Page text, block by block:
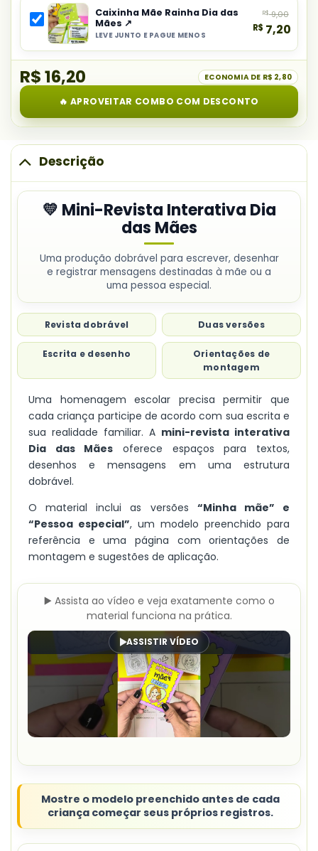
Revista
Interativa
das
Mães
do
combo:
Atividade
Interativa
Mãozinhas
das
Mães
Selecionar
item
do
Mãe
Rainha
Dia
Mães
Caixinha Mãe Rainha Dia das
Mães ↗
LEVE JUNTO E PAGUE MENOS
R$9,00
R$ 7,20
R$ 16,20 ECONOMIA DE R$ 2,80
🔥 APROVEITAR COMBO COM DESCONTO
Descrição
💛 Mini-Revista Interativa Dia
das Mães
Uma produção dobrável para escrever, desenhar
e registrar mensagens destinadas à mãe ou a
uma pessoa especial.
Revista dobrável Duas versões
Escrita e desenho
Orientações de
montagem
Uma homenagem escolar precisa permitir que
cada criança participe de acordo com sua escrita e
sua realidade familiar. A mini-revista interativa
Dia das Mães oferece espaços para textos,
desenhos e mensagens em uma estrutura
dobrável.
O material inclui as versões “Minha mãe” e
“Pessoa especial”, um modelo preenchido para
referência e uma página com orientações de
montagem e sugestões de aplicação.
▶️ Assista ao vídeo e veja exatamente como o
material funciona na prática.
ASSISTIR VÍDEO
Mostre o modelo preenchido antes de cada
criança começar seus próprios registros.